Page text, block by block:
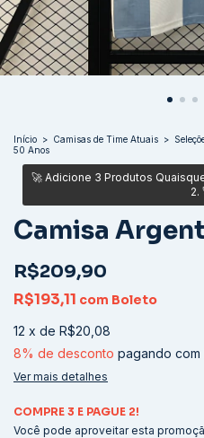
Início > Camisas de Time Atuais >
50 Anos
Camisa
R$209,90
R$193,11 com Boleto
12 x de R$20,08
8% de desconto pagando com
Ver mais detalhes
COMPRE 3 E PAGUE 2!
Você pode aproveitar esta